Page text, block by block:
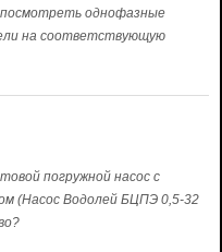
однофазные
на соответствующую
погружной насос с
(Насос Водолей БЦПЭ 0,5-32